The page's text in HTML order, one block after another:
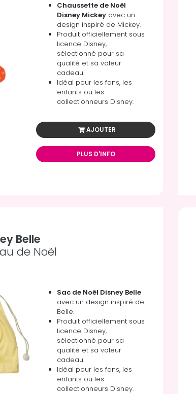
Chaussette de Noël
Disney Mickey avec un
design inspiré de Mickey.
Produit officiellement sous
licence Disney,
sélectionné pour sa
qualité et sa valeur
cadeau.
Idéal pour les fans, les
enfants ou les
collectionneurs Disney.
AJOUTER
PLUS D'INFO
Belle
de Noël
Sac de Noël Disney Belle
avec un design inspiré de
Belle.
Produit officiellement sous
licence Disney,
sélectionné pour sa
qualité et sa valeur
cadeau.
Idéal pour les fans, les
enfants ou les
collectionneurs Disney.